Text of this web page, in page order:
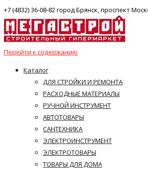
+7 (4832) 36-08-82 город Брянск, проспект
Перейти к содержанию
Каталог
ДЛЯ СТРОЙКИ И РЕМОНТА
РАСХОДНЫЕ МАТЕРИАЛЫ
РУЧНОЙ ИНСТРУМЕНТ
АВТОТОВАРЫ
САНТЕХНИКА
ЭЛЕКТРОИНСТРУМЕНТ
ЭЛЕКТРОТОВАРЫ
ТОВАРЫ ДЛЯ ДОМА